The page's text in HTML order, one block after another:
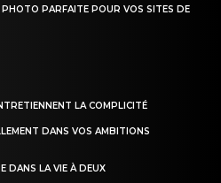
PARFAITE POUR VOS SITES DE
LA COMPLICITÉ
DANS VOS AMBITIONS
DANS LA VIE À DEUX